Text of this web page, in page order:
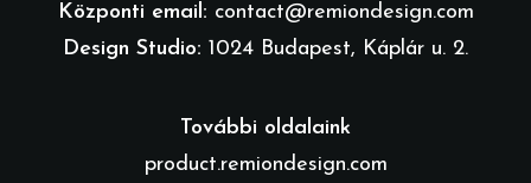
Központi email: contact@remiondesign.com
Design Studio: 1024 Budapest, Káplár u. 2.
További oldalaink
product.remiondesign.com